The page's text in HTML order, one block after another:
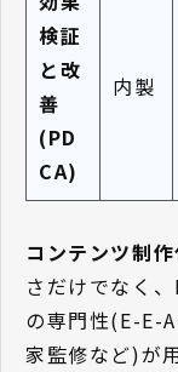
検証
と改
善
(PD
CA)
内製
コンテンツ制
さだけでなく
の専門性(E-E-
家監修など)が